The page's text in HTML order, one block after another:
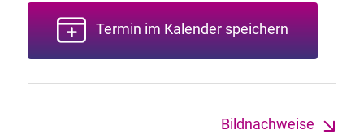
Termin im Kalender speichern
Bildnachweise